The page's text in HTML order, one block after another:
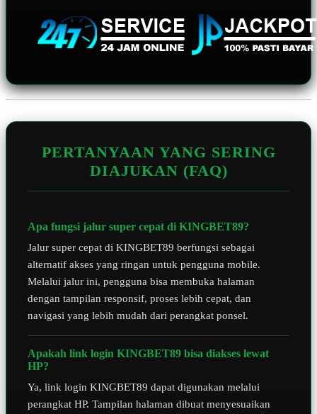
PERTANYAAN YANG SERING
DIAJUKAN (FAQ)
Apa fungsi jalur super cepat di KINGBET89?
Jalur super cepat di KINGBET89 berfungsi sebagai
alternatif akses yang ringan untuk pengguna mobile.
Melalui jalur ini, pengguna bisa membuka halaman
dengan tampilan responsif, proses lebih cepat, dan
navigasi yang lebih mudah dari perangkat ponsel.
Apakah link login KINGBET89 bisa diakses lewat
HP?
Ya, link login KINGBET89 dapat digunakan melalui
perangkat HP. Tampilan halaman dibuat menyesuaikan